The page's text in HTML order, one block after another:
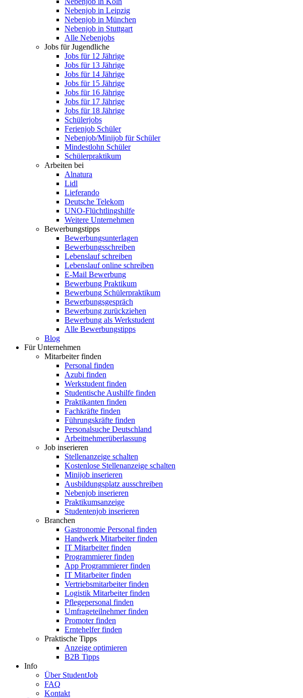
Nebenjob in Leipzig
Nebenjob in München
Nebenjob in Stuttgart
Alle Nebenjobs
Jobs für Jugendliche
Jobs für 12 Jährige
Jobs für 13 Jährige
Jobs für 14 Jährige
Jobs für 15 Jährige
Jobs für 16 Jährige
Jobs für 17 Jährige
Jobs für 18 Jährige
Schülerjobs
Ferienjob Schüler
Nebenjob/Minijob für Schüler
Mindestlohn Schüler
Schülerpraktikum
Arbeiten bei
Alnatura
Lidl
Lieferando
Deutsche Telekom
UNO-Flüchtlingshilfe
Weitere Unternehmen
Bewerbungstipps
Bewerbungsunterlagen
Bewerbungsschreiben
Lebenslauf schreiben
Lebenslauf online schreiben
E-Mail Bewerbung
Bewerbung Praktikum
Bewerbung Schülerpraktikum
Bewerbungsgespräch
Bewerbung zurückziehen
Bewerbung als Werkstudent
Alle Bewerbungstipps
Blog
Für Unternehmen
Mitarbeiter finden
Personal finden
Azubi finden
Werkstudent finden
Studentische Aushilfe finden
Praktikanten finden
Fachkräfte finden
Führungskräfte finden
Personalsuche Deutschland
Arbeitnehmerüberlassung
Job inserieren
Stellenanzeige schalten
Kostenlose Stellenanzeige schalten
Minijob inserieren
Ausbildungsplatz ausschreiben
Nebenjob inserieren
Praktikumsanzeige
Studentenjob inserieren
Branchen
Gastronomie Personal finden
Handwerk Mitarbeiter finden
IT Mitarbeiter finden
Programmierer finden
App Programmierer finden
IT Mitarbeiter finden
Vertriebsmitarbeiter finden
Logistik Mitarbeiter finden
Pflegepersonal finden
Umfrageteilnehmer finden
Promoter finden
Erntehelfer finden
Praktische Tipps
Anzeige optimieren
B2B Tipps
Info
Über StudentJob
FAQ
Kontakt